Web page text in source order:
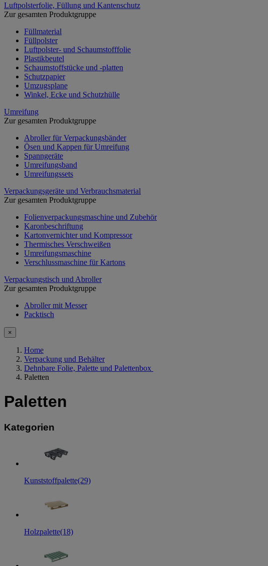
Luftpolsterfolie, Füllung und Kantenschutz
Zur gesamten Produktgruppe
Füllmaterial
Füllpolster
Luftpolster- und Schaumstofffolie
Plastikbeutel
Schaumstoffstücke und -platten
Schutzpapier
Umzugsplane
Winkel, Ecke und Schutzhülle
Umreifung
Zur gesamten Produktgruppe
Abroller für Verpackungsbänder
Ösen und Kappen für Umreifung
Spanngeräte
Umreifungsband
Umreifungssets
Verpackungsgeräte und Verbrauchsmaterial
Zur gesamten Produktgruppe
Folienverpackungsmaschine und Zubehör
Karonbeschriftung
Kartonvernichter und Kompressor
Thermisches Verschweißen
Umreifungsmaschine
Verschlussmaschine für Kartons
Verpackungstisch und Abroller
Zur gesamten Produktgruppe
Abroller mit Messer
Packtisch
×
Home
Verpackung und Behälter
Dehnbare Folie, Palette und Palettenbox
Paletten
Paletten
Kategorien
Kunststoffpalette(29)
Holzpalette(18)